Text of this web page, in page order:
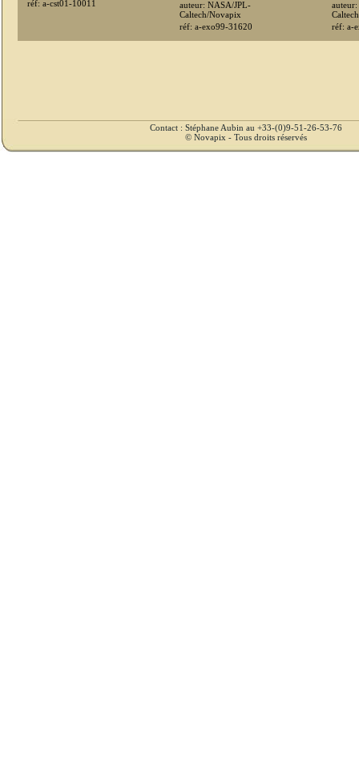
réf: a-cst01-10011
auteur: NASA/JPL-
Caltech/Novapix
réf: a-exo99-31620
réf: a-
Contact : Stéphane Aubin au +33-(0)9-51-26-53-76
© Novapix - Tous droits réservés